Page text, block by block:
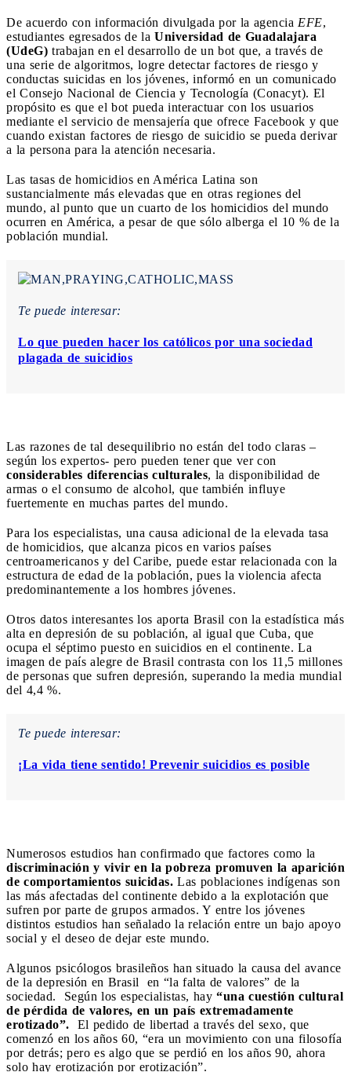
De acuerdo con información divulgada por la agencia EFE,
estudiantes egresados de la Universidad de Guadalajara
(UdeG) trabajan en el desarrollo de un bot que, a través de
una serie de algoritmos, logre detectar factores de riesgo y
conductas suicidas en los jóvenes, informó en un comunicado
el Consejo Nacional de Ciencia y Tecnología (Conacyt). El
propósito es que el bot pueda interactuar con los usuarios
mediante el servicio de mensajería que ofrece Facebook y que
cuando existan factores de riesgo de suicidio se pueda derivar
a la persona para la atención necesaria.
Las tasas de homicidios en América Latina son
sustancialmente más elevadas que en otras regiones del
mundo, al punto que un cuarto de los homicidios del mundo
ocurren en América, a pesar de que sólo alberga el 10 % de la
población mundial.
Te puede interesar:
Lo que pueden hacer los católicos por una sociedad
plagada de suicidios
Las razones de tal desequilibrio no están del todo claras –
según los expertos- pero pueden tener que ver con
considerables diferencias culturales, la disponibilidad de
armas o el consumo de alcohol, que también influye
fuertemente en muchas partes del mundo.
Para los especialistas, una causa adicional de la elevada tasa
de homicidios, que alcanza picos en varios países
centroamericanos y del Caribe, puede estar relacionada con la
estructura de edad de la población, pues la violencia afecta
predominantemente a los hombres jóvenes.
Otros datos interesantes los aporta Brasil con la estadística más
alta en depresión de su población, al igual que Cuba, que
ocupa el séptimo puesto en suicidios en el continente. La
imagen de país alegre de Brasil contrasta con los 11,5 millones
de personas que sufren depresión, superando la media mundial
del 4,4 %.
Te puede interesar:
¡La vida tiene sentido! Prevenir suicidios es posible
Numerosos estudios han confirmado que factores como la
discriminación y vivir en la pobreza promuven la aparición
de comportamientos suicidas. Las poblaciones indígenas son
las más afectadas del continente debido a la explotación que
sufren por parte de grupos armados. Y entre los jóvenes
distintos estudios han señalado la relación entre un bajo apoyo
social y el deseo de dejar este mundo.
Algunos psicólogos brasileños han situado la causa del avance
de la depresión en Brasil en “la falta de valores” de la
sociedad. Según los especialistas, hay “una cuestión cultural
de pérdida de valores, en un país extremadamente
erotizado”. El pedido de libertad a través del sexo, que
comenzó en los años 60, “era un movimiento con una filosofía
por detrás; pero es algo que se perdió en los años 90, ahora
solo hay erotización por erotización”.